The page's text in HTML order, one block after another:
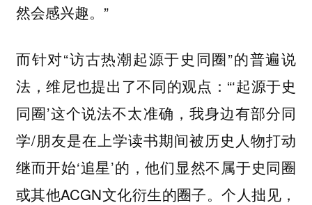
然会感兴趣。”
而针对“访古热潮起源于史同圈”的普遍说
法，维尼也提出了不同的观点：“‘起源于史
同圈’这个说法不太准确，我身边有部分同
学/朋友是在上学读书期间被历史人物打动
继而开始‘追星’的，他们显然不属于史同圈
或其他ACGN文化衍生的圈子。个人拙见，